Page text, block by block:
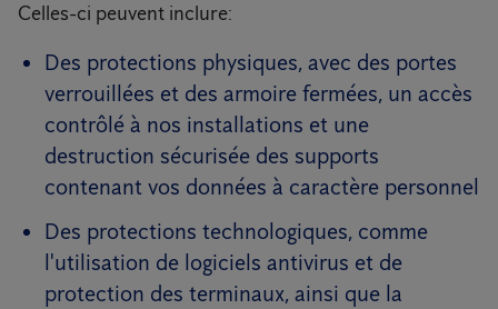
Celles-ci peuvent inclure:
Des protections physiques, avec des portes
verrouillées et des armoire fermées, un accès
contrôlé à nos installations et une
destruction sécurisée des supports
contenant vos données à caractère personnel
Des protections technologiques, comme
l'utilisation de logiciels antivirus et de
protection des terminaux, ainsi que la